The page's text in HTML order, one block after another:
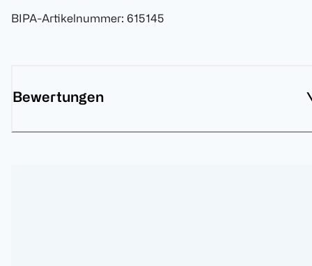
BIPA-Artikelnummer: 615145
Bewertungen